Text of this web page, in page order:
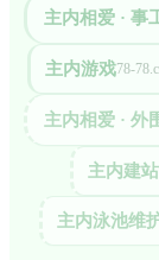
主内相爱 · 事
主内游戏78-
主内相爱 · 外
主内建站
主内泳池维